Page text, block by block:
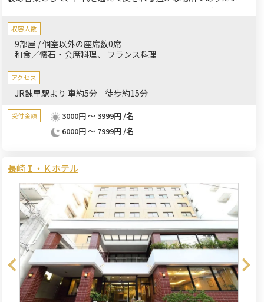
ど、この街で数々の大切な物語を紡いできました。ホテルグラン
ドパレス諫早のレストラン『プルニエ』では、旬の恵みを活かし
た洋風会席やフレンチフルコースを、ゆとりとくつろぎの空間で
個室をご用意し、お客様の特別な瞬間を心を込めておもてなしい
たします。お気軽なランチからメモリアルなディナーまで、上質
収容人数
9部屋 / 個室以外の座席数0席
和食／懐石・会席料理
フランス料理
アクセス
JR諌早駅より 車約5分 徒歩約15分
受付金額
3000円 ～ 3999円 /名
6000円 ～ 7999円 /名
長崎Ｉ・Ｋホテル